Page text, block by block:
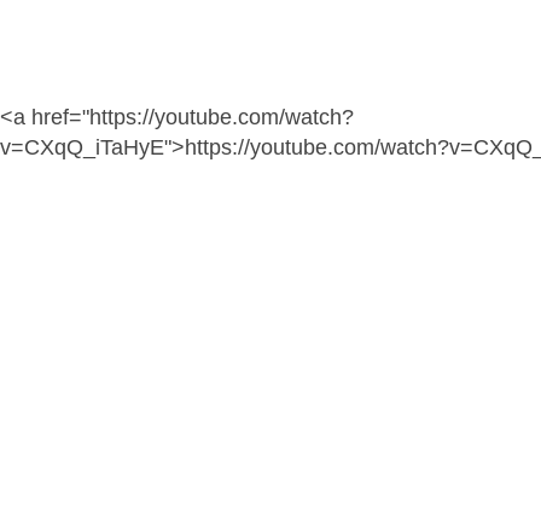
<a href="https://youtube.com/watch?
v=CXqQ_iTaHyE">https://youtube.com/